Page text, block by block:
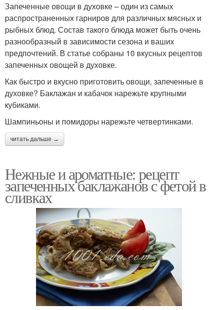
Запеченные овощи в духовке – один из самых
распространенных гарниров для различных мясных и
рыбных блюд. Состав такого блюда может быть очень
разнообразный в зависимости сезона и ваших
предпочтений. В статье собраны 10 вкусных рецептов
запеченных овощей в духовке.
Как быстро и вкусно приготовить овощи, запеченные в
духовке? Баклажан и кабачок нарежьте крупными
кубиками.
Шампиньоны и помидоры нарежьте четвертинками.
читать дальше →
Нежные и ароматные: рецепт
запеченных баклажанов с фетой в
сливках